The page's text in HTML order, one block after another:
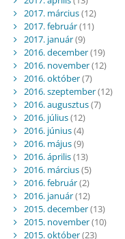
2017. március(12)
2017. február(11)
2017. január(9)
2016. december(19)
2016. november(12)
2016. október(7)
2016. szeptember(12)
2016. augusztus(7)
2016. július(12)
2016. június(4)
2016. május(9)
2016. április(13)
2016. március(5)
2016. február(2)
2016. január(12)
2015. december(13)
2015. november(10)
2015. október(23)